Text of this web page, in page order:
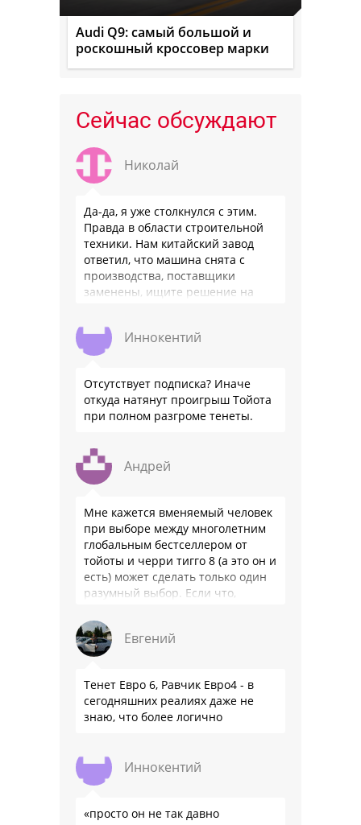
Audi Q9: самый большой и
роскошный кроссовер марки
Сейчас обсуждают
Николай
Да-да, я уже столкнулся с этим.
Правда в области строительной
техники. Нам китайский завод
ответил, что машина снята с
производства, поставщики
заменены, ищите решение на
официальном бланке …
Иннокентий
Отсутствует подписка? Иначе
откуда натянут проигрыш Тойота
при полном разгроме тенеты.
Андрей
Мне кажется вменяемый человек
при выборе между многолетним
глобальным бестселлером от
тойоты и черри тигго 8 (а это он и
есть) может сделать только один
разумный выбор. Если что,
Евгений
Тенет Евро 6, Равчик Евро4 - в
сегодняшних реалиях даже не
знаю, что более логично
Иннокентий
«просто он не так давно